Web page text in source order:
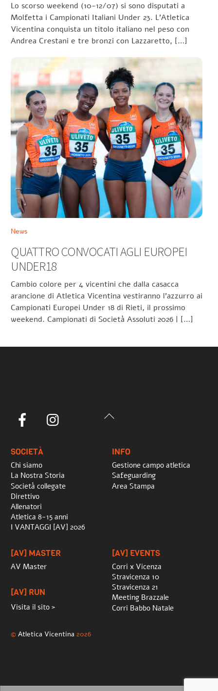
Lo scorso weekend (10-12/07) si sono disputati a
Molfetta i Campionati Italiani Under 23. L’Atletica
Vicentina conquista un titolo italiano nel peso con
Andrea Crestani e tre bronzi con Lazzaretto, […]
News
QUATTRO CONVOCATI AGLI EUROPEI
UNDER18
Cambio colore per 4 vicentini che dalla casacca
arancione di Atletica Vicentina vestiranno l’azzurro ai
Campionati Europei Under 18 di Rieti, il prossimo
weekend. Campionati di Società Assoluti 2026 | […]
Back
Facebook
SOCIETÀ
Chi siamo
La Nostra Storia
Società collegate
Direttivo
Allenatori
Atletica 8-15 anni
I VANTAGGI [AV] 2026
INFO
Gestione campo atletica
Safeguarding
Area Stampa
[AV] MASTER
AV Master
[AV] RUN
Visita il sito >
[AV] EVENTS
Corri x Vicenza
Stravicenza 10
Stravicenza 21
Meeting Brazzale
Corri Babbo Natale
©Atletica Vicentina 2026